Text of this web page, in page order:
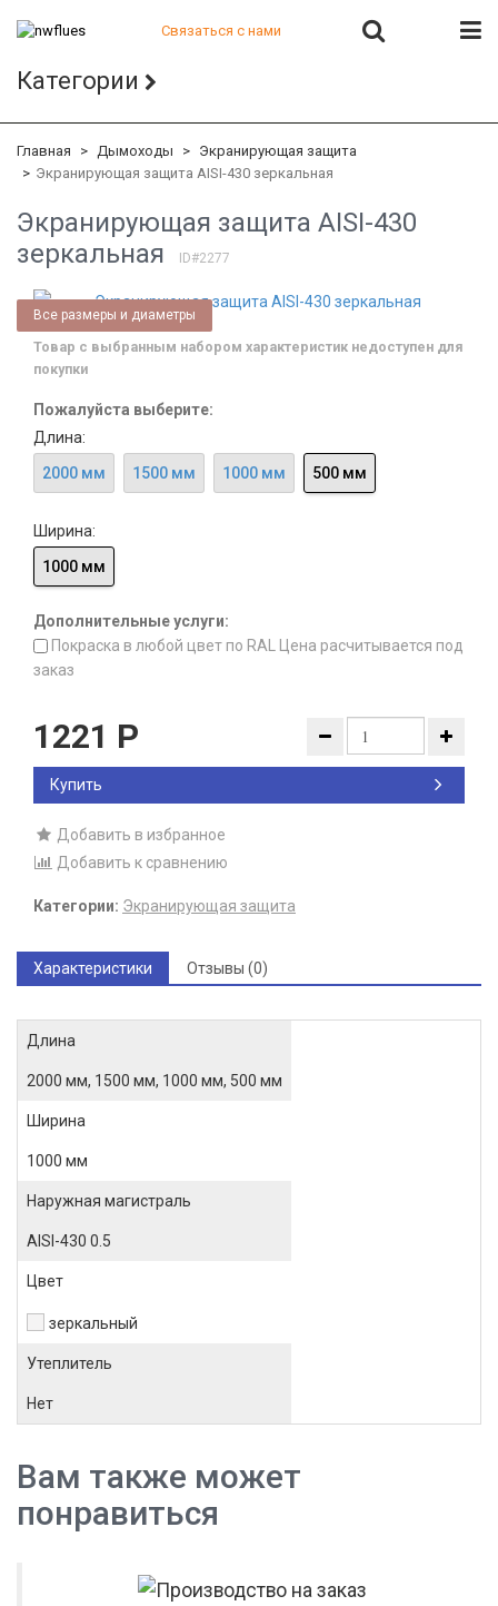
Связаться с нами
+7 (812) 542-07-85
+7 (812) 380-41-39
Категории
Главная Дымоходы
Экранирующая защита
Экранирующая защита AISI-430 зеркальная
Экранирующая защита AISI-430
зеркальная
ID#2277
Все размеры и диаметры
Под заказ
Товар с выбранным набором характеристик недоступен для
покупки
Пожалуйста выберите:
Длина:
2000 мм
1500 мм 1000 мм 500 мм
Ширина:
1000 мм
Дополнительные услуги:
Покраска в любой цвет по RAL Цена расчитывается под
заказ
1221 Р
Купить
Добавить в избранное
Добавить к сравнению
Категории: Экранирующая защита
Характеристики Отзывы (0)
Длина
2000 мм, 1500 мм, 1000 мм, 500 мм
Ширина
1000 мм
Наружная магистраль
AISI-430 0.5
Цвет
зеркальный
Утеплитель
Нет
Вам также может
понравиться